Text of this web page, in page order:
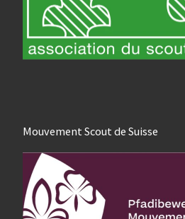
Mouvement Scout de Suisse